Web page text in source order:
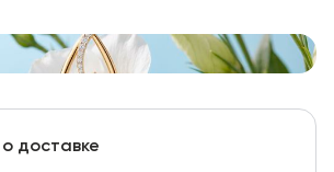
доставке